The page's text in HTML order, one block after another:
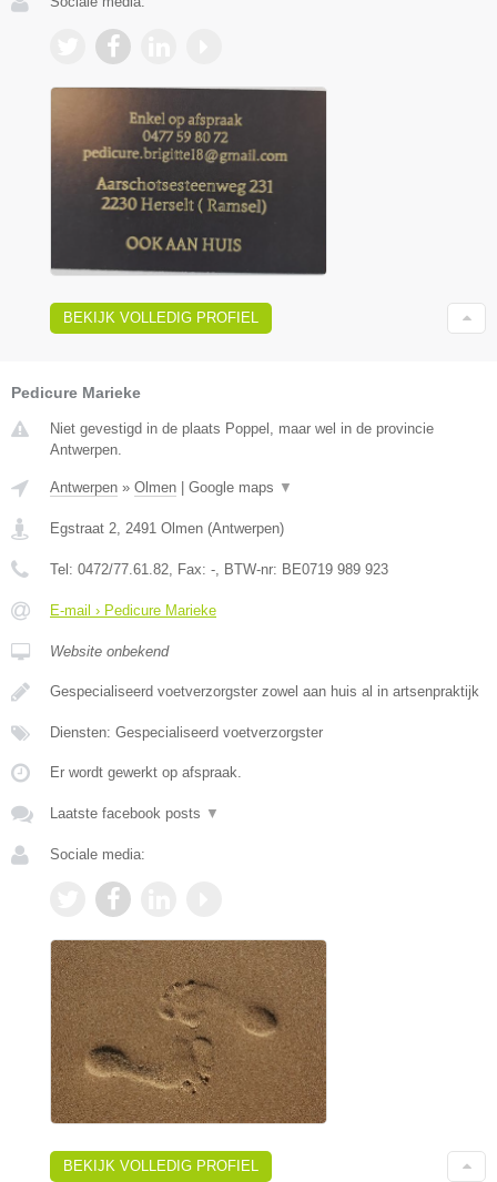
BEKIJK VOLLEDIG PROFIEL
Pedicure Marieke
Niet gevestigd in de plaats Poppel, maar wel in de provincie
Antwerpen.
Antwerpen » Olmen Google maps ▼
Egstraat 2, 2491 Olmen (Antwerpen)
Tel: 0472/77.61.82, Fax: -, BTW-nr: BE0719 989 923
E-mail › Pedicure Marieke
Website onbekend
Gespecialiseerd voetverzorgster zowel aan huis al in artsenpraktijk
Diensten: Gespecialiseerd voetverzorgster
Er wordt gewerkt op afspraak.
Laatste facebook posts ▼
Sociale media:
BEKIJK VOLLEDIG PROFIEL